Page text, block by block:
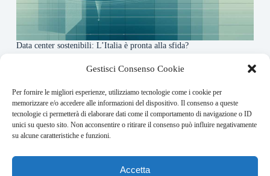
Gestisci Consenso Cookie
Per fornire le migliori esperienze, utilizziamo tecnologie come i cookie per
memorizzare e/o accedere alle informazioni del dispositivo. Il consenso a queste
tecnologie ci permetterà di elaborare dati come il comportamento di navigazione o ID
unici su questo sito. Non acconsentire o ritirare il consenso può influire negativamente
su alcune caratteristiche e funzioni.
Accetta
Data center sostenibili: L’Italia è pronta alla sfida?
About this website
Finance-Bullet.it ogni giorno trova per te le notizie più
rilevanti in ambito finanziario.
Address:
VIA USODIMARE 3 - 37138 - VERONA (VR)